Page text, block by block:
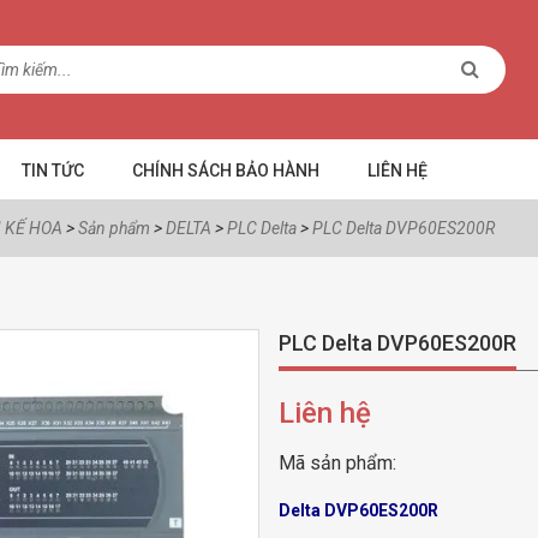
TIN TỨC CHÍNH SÁCH BẢO HÀNH LIÊN HỆ
HOA >Sản phẩm >DELTA >PLC Delta>PLC Delta DVP60ES200R
PLC Delta DVP60ES200R
Liên hệ
Mã sản phẩm:
Delta DVP60ES200R